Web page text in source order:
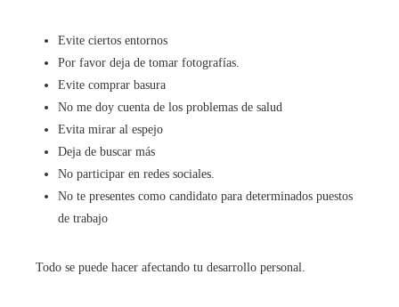
Evite ciertos entornos
Por favor deja de tomar fotografías.
Evite comprar basura
No me doy cuenta de los problemas de salud
Evita mirar al espejo
Deja de buscar más
No participar en redes sociales.
No te presentes como candidato para determinados puestos
de trabajo
Todo se puede hacer afectando tu desarrollo personal.